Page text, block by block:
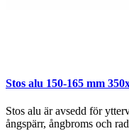
Stos alu 150-165 mm
Stos alu är avsedd för
ångspärr, ångbroms och